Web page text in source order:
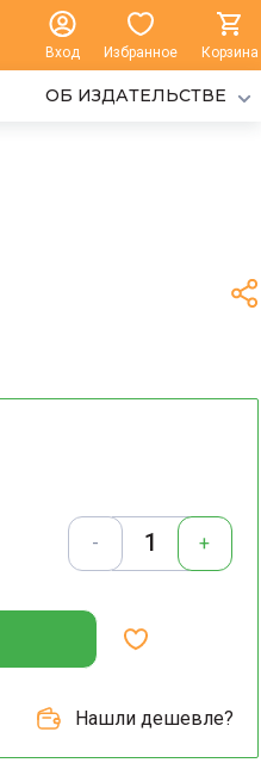
Вход Избранное Корзина
ОБ ИЗДАТЕЛЬСТВЕ
- +
Нашли дешевле?